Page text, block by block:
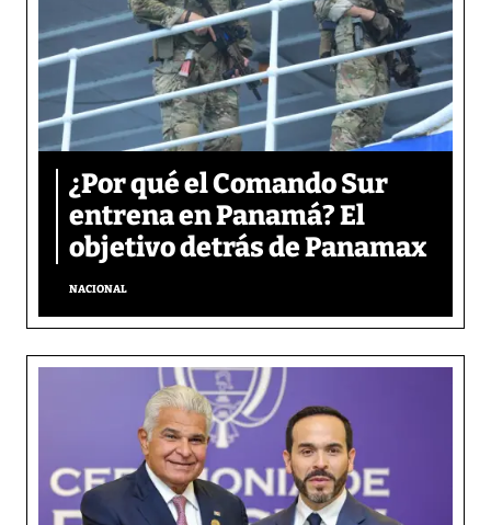
¿Por qué el Comando Sur
entrena en Panamá? El
objetivo detrás de Panamax
NACIONAL